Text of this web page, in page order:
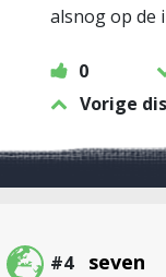
alsnog op de
0
Vorige
#4 seven